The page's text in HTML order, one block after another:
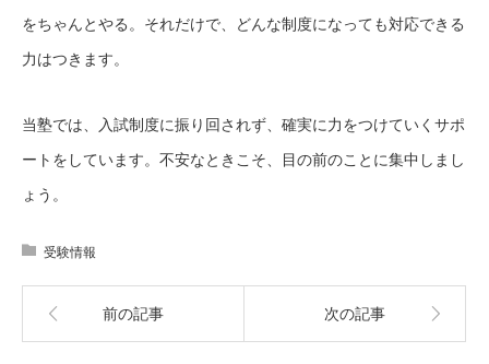
をちゃんとやる。それだけで、どんな制度になっても対応できる
力はつきます。
当塾では、入試制度に振り回されず、確実に力をつけていくサポ
ートをしています。不安なときこそ、目の前のことに集中しまし
ょう。
受験情報
前の記事 次の記事